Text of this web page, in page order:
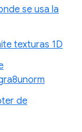
se usa la
texturas 1D
de